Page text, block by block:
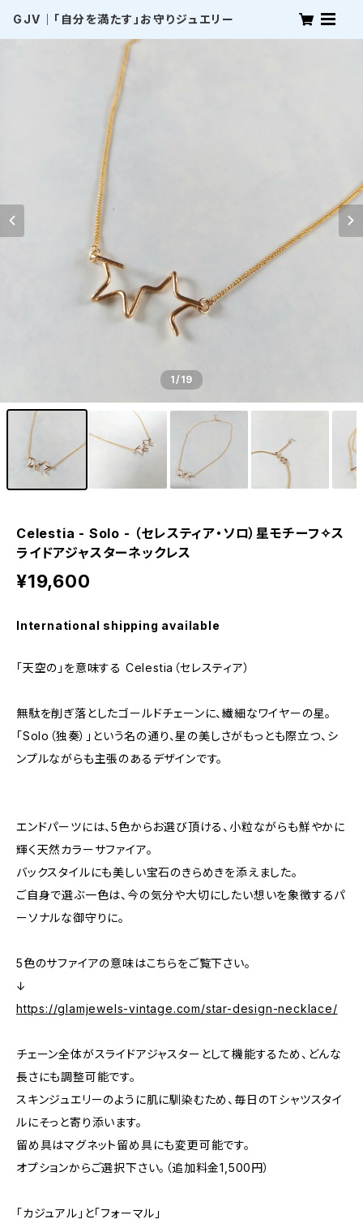
GJV｜「自分を満たす」お守りジュエリー
1/19
Celestia - Solo - （セレスティア・ソロ）星モチーフ✧ス
ライドアジャスターネックレス
¥19,600
International shipping available
「天空の」を意味する Celestia（セレスティア）
無駄を削ぎ落としたゴールドチェーンに、繊細なワイヤーの星。
「Solo（独奏）」という名の通り、星の美しさがもっとも際立つ、シ
ンプルながらも主張のあるデザインです。
エンドパーツには、5色からお選び頂ける、小粒ながらも鮮やかに
輝く天然カラーサファイア。
バックスタイルにも美しい宝石のきらめきを添えました。
ご自身で選ぶ一色は、今の気分や大切にしたい想いを象徴するパ
ーソナルな御守りに。
5色のサファイアの意味はこちらをご覧下さい。
↓
https://glamjewels-vintage.com/star-design-necklace/
チェーン全体がスライドアジャスターとして機能するため、どんな
長さにも調整可能です。
スキンジュエリーのように肌に馴染むため、毎日のＴシャツスタイ
ルにそっと寄り添います。
留め具はマグネット留め具にも変更可能です。
オプションからご選択下さい。（追加料金1,500円）
「カジュアル」と「フォーマル」